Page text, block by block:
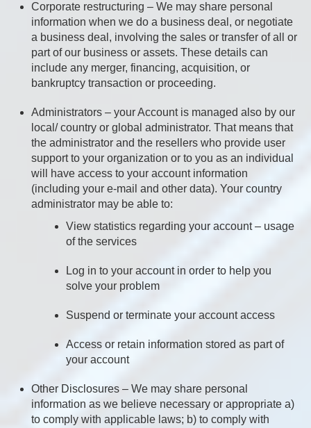
Corporate restructuring – We may share personal
information when we do a business deal, or negotiate
a business deal, involving the sales or transfer of all or
part of our business or assets. These details can
include any merger, financing, acquisition, or
bankruptcy transaction or proceeding.
Administrators – your Account is managed also by our
local/ country or global administrator. That means that
the administrator and the resellers who provide user
support to your organization or to you as an individual
will have access to your account information
(including your e-mail and other data). Your country
administrator may be able to:
View statistics regarding your account – usage
of the services
Log in to your account in order to help you
solve your problem
Suspend or terminate your account access
Access or retain information stored as part of
your account
Other Disclosures – We may share personal
information as we believe necessary or appropriate a)
to comply with applicable laws; b) to comply with